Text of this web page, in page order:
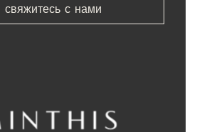
свяжитесь с нами